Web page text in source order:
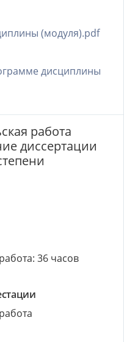
(модуля).pdf
дисциплины
работа
диссертации
36 часов